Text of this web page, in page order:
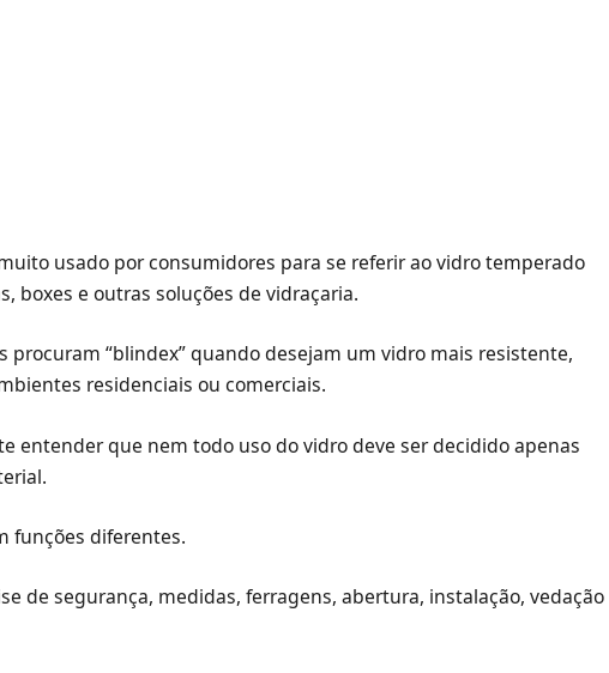
usado por consumidores para se referir ao vidro temperado
boxes e outras soluções de vidraçaria.
procuram “blindex” quando desejam um vidro mais resistente,
residenciais ou comerciais.
entender que nem todo uso do vidro deve ser decidido apenas
funções diferentes.
de segurança, medidas, ferragens, abertura, instalação, vedação